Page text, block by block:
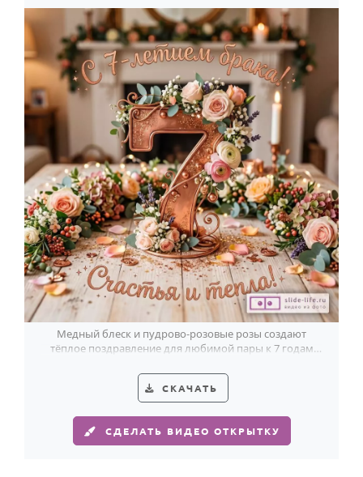
Медный блеск и пудрово-розовые розы создают
тёплое поздравление для любимой пары к 7 годам
СКАЧАТЬ
СДЕЛАТЬ ВИДЕО ОТКРЫТКУ